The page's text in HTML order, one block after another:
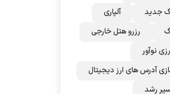
جدید
آلپاری
رزرو هتل خارجی
نوآور
آدرس های ارز دیجیتال
رشد